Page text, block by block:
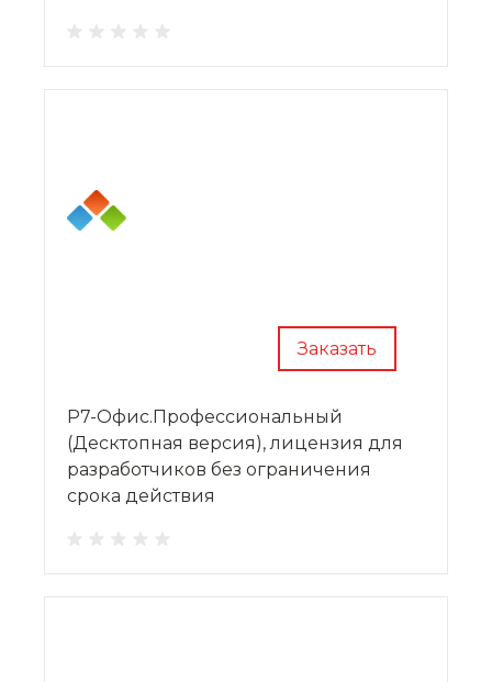
Заказать
Р7-Офис.Профессиональный
(Десктопная версия), лицензия для
разработчиков без ограничения
срока действия